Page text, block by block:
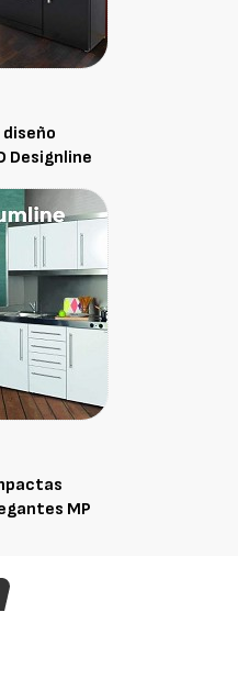
Designline
MP